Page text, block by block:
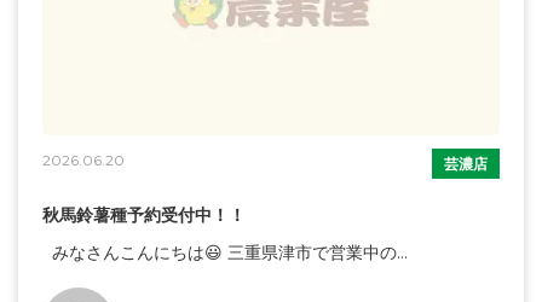
2026.06.20 芸濃店
秋馬鈴薯種予約受付中！！
みなさんこんにちは😃 三重県津市で営業中の...